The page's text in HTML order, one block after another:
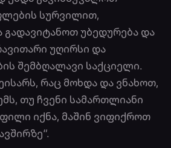
სურვილით,
გადავიტანოთ უბედურება და
უღირსი და
შემბღალავი საქციელი.
რაც მოხდა და ვნახოთ,
თუ ჩვენი სამართლიანი
იქნა, მაშინ ვიფიქროთ